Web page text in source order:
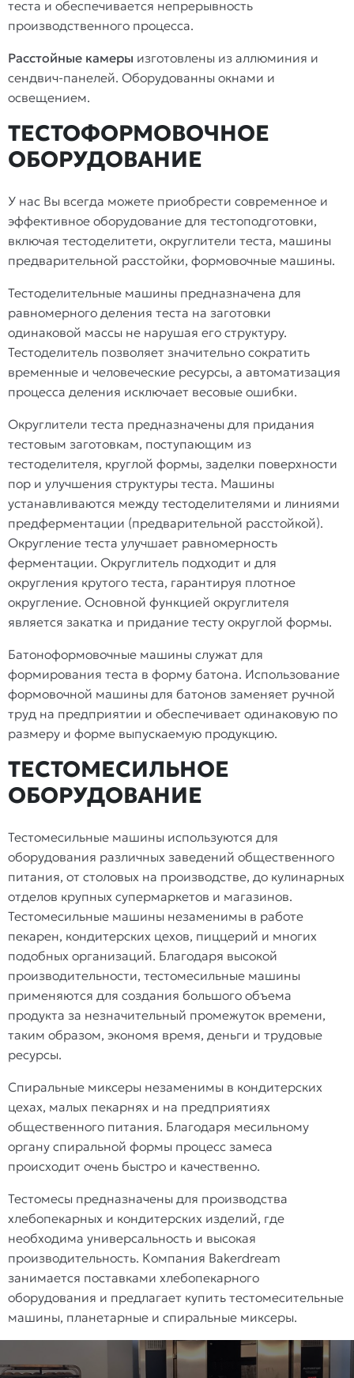
теста и обеспечивается непрерывность
производственного процесса.
Расстойные камеры изготовлены из аллюминия и
сендвич-панелей. Оборудованны окнами и
освещением.
ТЕСТОФОРМОВОЧНОЕ
ОБОРУДОВАНИЕ
У нас Вы всегда можете приобрести современное и
эффективное оборудование для тестоподготовки,
включая тестоделитети, округлители теста, машины
предварительной расстойки, формовочные машины.
Тестоделительные машины предназначена для
равномерного деления теста на заготовки
одинаковой массы не нарушая его структуру.
Тестоделитель позволяет значительно сократить
временные и человеческие ресурсы, а автоматизация
процесса деления исключает весовые ошибки.
Округлители теста предназначены для придания
тестовым заготовкам, поступающим из
тестоделителя, круглой формы, заделки поверхности
пор и улучшения структуры теста. Машины
устанавливаются между тестоделителями и линиями
предферментации (предварительной расстойкой).
Округление теста улучшает равномерность
ферментации. Округлитель подходит и для
округления крутого теста, гарантируя плотное
округление. Основной функцией округлителя
является закатка и придание тесту округлой формы.
Батоноформовочные машины служат для
формирования теста в форму батона. Использование
формовочной машины для батонов заменяет ручной
труд на предприятии и обеспечивает одинаковую по
размеру и форме выпускаемую продукцию.
ТЕСТОМЕСИЛЬНОЕ
ОБОРУДОВАНИЕ
Тестомесильные машины используются для
оборудования различных заведений общественного
питания, от столовых на производстве, до кулинарных
отделов крупных супермаркетов и магазинов.
Тестомесильные машины незаменимы в работе
пекарен, кондитерских цехов, пиццерий и многих
подобных организаций. Благодаря высокой
производительности, тестомесильные машины
применяются для создания большого объема
продукта за незначительный промежуток времени,
таким образом, экономя время, деньги и трудовые
ресурсы.
Спиральные миксеры незаменимы в кондитерских
цехах, малых пекарнях и на предприятиях
общественного питания. Благодаря месильному
органу спиральной формы процесс замеса
происходит очень быстро и качественно.
Тестомесы предназначены для производства
хлебопекарных и кондитерских изделий, где
необходима универсальность и высокая
производительность. Компания Bakerdream
занимается поставками хлебопекарного
оборудования и предлагает купить тестомесительные
машины, планетарные и спиральные миксеры.